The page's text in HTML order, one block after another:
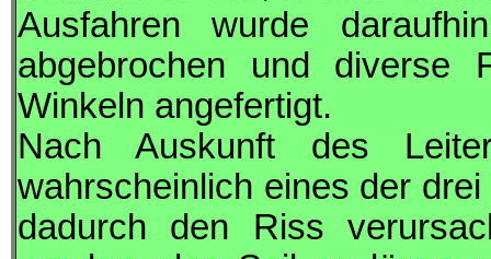
Ausfahren wurde
abgebrochen und diverse
Winkeln angefertigt.
Nach Auskunft des
wahrscheinlich eines der
dadurch den Riss